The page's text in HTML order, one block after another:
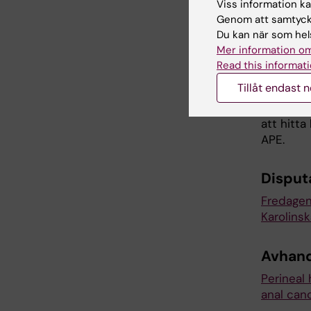
Vilka
Målet är
att hitta
APE.
Perineal
anal
Viss information
Genom att
Du kan när som
Mer information
Read this
Tillåt endast